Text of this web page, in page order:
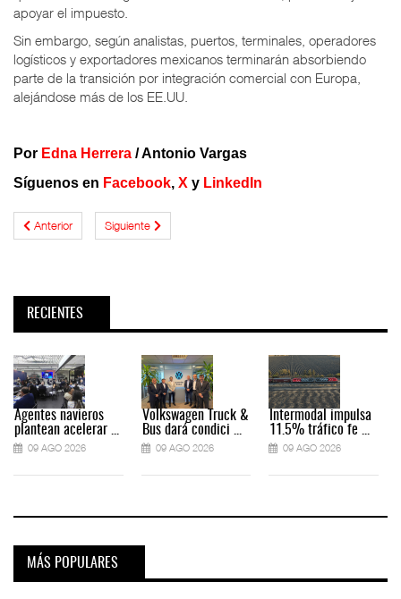
apoyar el impuesto.
Sin embargo, según analistas, puertos, terminales, operadores
logísticos y exportadores mexicanos terminarán absorbiendo
parte de la transición por integración comercial con Europa,
alejándose más de los EE.UU.
Por Edna Herrera / Antonio Vargas
Síguenos en Facebook, X y LinkedIn
Anterior Siguiente
RECIENTES
Agentes navieros
plantean acelerar ...
09 AGO 2026
Volkswagen Truck &
Bus dará condici ...
09 AGO 2026
Intermodal impulsa
11.5% tráfico fe ...
09 AGO 2026
MÁS POPULARES